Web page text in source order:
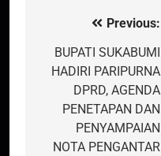
Navigasi
pos
Previous:
BUPATI SUKABUMI
HADIRI PARIPURNA
DPRD, AGENDA
PENETAPAN DAN
PENYAMPAIAN
NOTA PENGANTAR